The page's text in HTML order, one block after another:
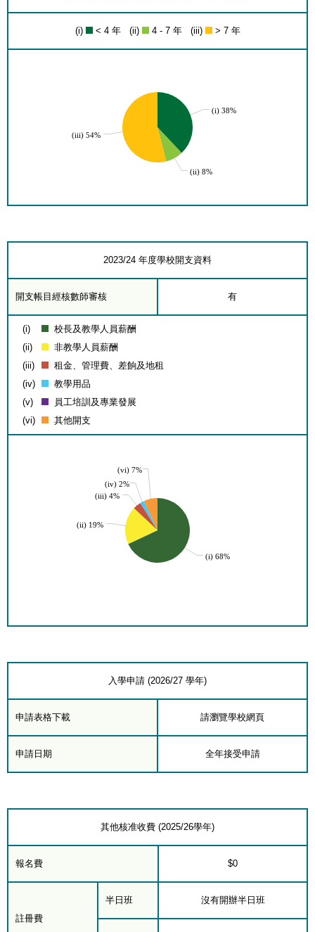
(i) < 4 年 (ii) 4 - 7 年 (iii) > 7 年
(i) 38%
(ii) 8%
(iii) 54%
2023/24 年度學校開支資料
開支帳目經核數師審核 有
(i)
校長及教學人員薪酬
(ii)
非教學人員薪酬
(iii)
租金、管理費、差餉及地租
(iv)
教學用品
(v)
員工培訓及專業發展
(vi)
其他開支
(vi) 7%
(iv) 2%
(iii) 4%
(ii) 19%
(i) 68%
入學申請 (2026/27 學年)
申請表格下載 請瀏覽學校網頁
申請日期 全年接受申請
其他核准收費 (2025/26學年)
報名費 $0
註冊費
半日班 沒有開辦半日班